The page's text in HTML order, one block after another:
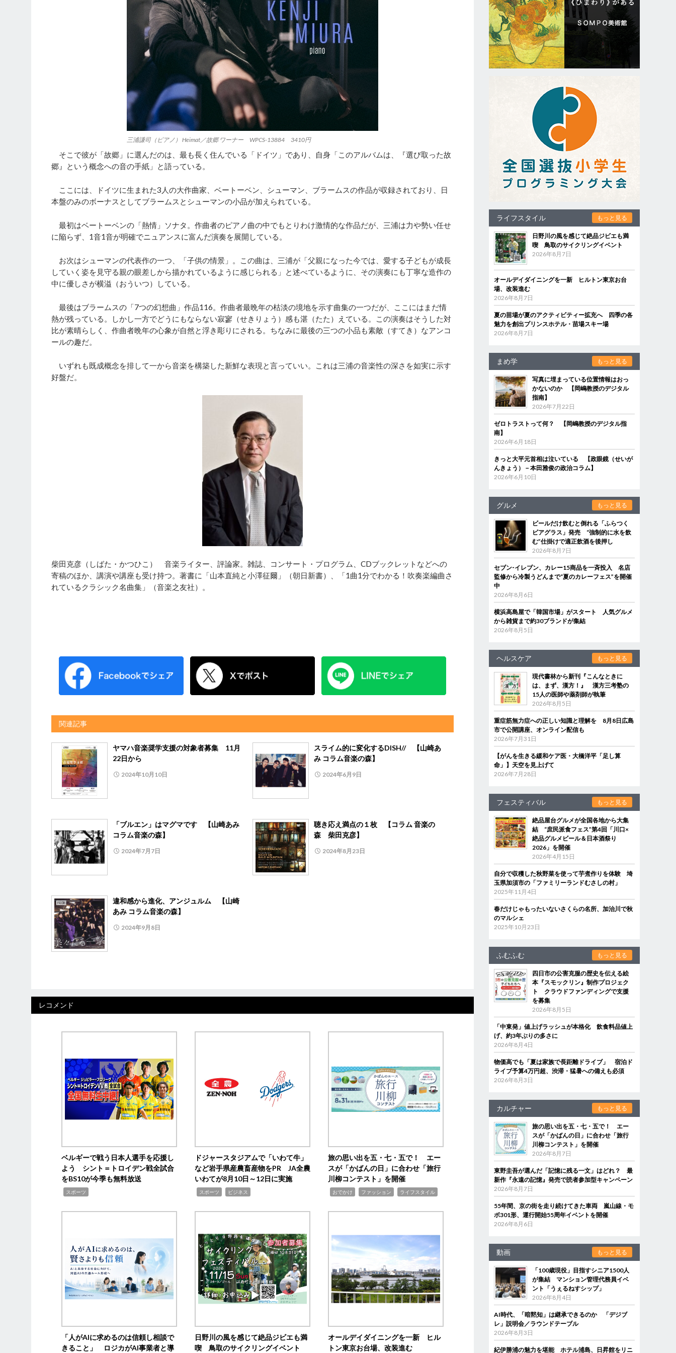
三浦謙司（ピアノ） Heimat／故郷 ワーナー WPCS-13884 3410円
そこで彼が「故郷」に選んだのは、最も長く住んでいる「ドイツ」であり、自身「このアルバムは、『選び取った故
郷』という概念への音の手紙」と語っている。
ここには、ドイツに生まれた3人の大作曲家、ベートーベン、シューマン、ブラームスの作品が収録されており、日
本盤のみのボーナスとしてブラームスとシューマンの小品が加えられている。
最初はベートーベンの「熱情」ソナタ。作曲者のピアノ曲の中でもとりわけ激情的な作品だが、三浦は力や勢い任せ
に陥らず、1音1音が明確でニュアンスに富んだ演奏を展開している。
お次はシューマンの代表作の一つ、「子供の情景」。この曲は、三浦が「父親になった今では、愛する子どもが成長
していく姿を見守る親の眼差しから描かれているように感じられる」と述べているように、その演奏にも丁寧な造作の
中に優しさが横溢（おういつ）している。
最後はブラームスの「7つの幻想曲」作品116。作曲者最晩年の枯淡の境地を示す曲集の一つだが、ここにはまだ情
熱が残っている。しかし一方でどうにもならない寂寥（せきりょう）感も湛（たた）えている。この演奏はそうした対
比が素晴らしく、作曲者晩年の心象が自然と浮き彫りにされる。ちなみに最後の三つの小品も素敵（すてき）なアンコ
ールの趣だ。
いずれも既成概念を排して一から音楽を構築した新鮮な表現と言っていい。これは三浦の音楽性の深さを如実に示す
好盤だ。
柴田克彦（しばた・かつひこ） 音楽ライター、評論家。雑誌、コンサート・プログラム、CDブックレットなどへの
寄稿のほか、講演や講座も受け持つ。著書に「山本直純と小澤征爾」（朝日新書）、「1曲1分でわかる！吹奏楽編曲さ
れているクラシック名曲集」（音楽之友社）。
関連記事
ヤマハ音楽奨学支援の対象者募集 11月
22日から
2024年10月10日
スライム的に変化するDISH// 【山崎あ
み コラム音楽の森】
2024年6月9日
「ブルエン」はマグマです 【山崎あみ
コラム音楽の森】
2024年7月7日
聴き応え満点の１枚 【コラム 音楽の
森 柴田克彦】
2024年8月23日
違和感から進化、アンジュルム 【山崎
あみ コラム音楽の森】
2024年9月8日
レコメンド
ベルギーで戦う日本人選手を応援し
よう シント＝トロイデン戦全試合
をBS10が今季も無料放送
スポーツ
ドジャースタジアムで「いわて牛」
など岩手県産農畜産物をPR JA全農
いわてが8月10日～12日に実施
スポーツ ビジネス
旅の思い出を五・七・五で！ エー
スが「かばんの日」に合わせ「旅行
川柳コンテスト」を開催
おでかけ ファッション ライフスタイル
「人がAIに求めるのは信頼し相談で
きること」 ロジカがAI事業者と導
日野川の風を感じて絶品ジビエも満
喫 鳥取のサイクリングイベント
オールデイダイニングを一新 ヒル
トン東京お台場、改装進む
ライフスタイル もっと見る
日野川の風を感じて絶品ジビエも満
喫 鳥取のサイクリングイベント
2026年8月7日
オールデイダイニングを一新 ヒルトン東京お台
場、改装進む
2026年8月7日
夏の苗場が夏のアクティビティー拡充へ 四季の各
魅力を創出プリンスホテル・苗場スキー場
2026年8月7日
まめ学 もっと見る
写真に埋まっている位置情報はおっ
かないのか 【岡嶋教授のデジタル
指南】
2026年7月22日
ゼロトラストって何？ 【岡嶋教授のデジタル指
南】
2026年6月18日
きっと大平元首相は泣いている 【政眼鏡（せいが
んきょう）－本田雅俊の政治コラム】
2026年6月10日
グルメ もっと見る
ビールだけ飲むと倒れる「ふらつく
ビアグラス」発売 “強制的に水を飲
む”仕掛けで適正飲酒を後押し
2026年8月7日
セブン‐イレブン、カレー15商品を一斉投入 名店
監修から冷製うどんまで“夏のカレーフェス”を開催
中
2026年8月6日
横浜高島屋で「韓国市場」がスタート 人気グルメ
から雑貨まで約30ブランドが集結
2026年8月5日
ヘルスケア もっと見る
現代書林から新刊『こんなときに
は、まず、漢方！』 漢方三考塾の
15人の医師や薬剤師が執筆
2026年8月5日
重症筋無力症への正しい知識と理解を 8月8日広島
市で公開講座、オンライン配信も
2026年7月31日
【がんを生きる緩和ケア医・大橋洋平「足し算
命」】天空を見上げて
2026年7月28日
フェスティバル もっと見る
絶品屋台グルメが全国各地から大集
結 “庶民派食フェス”第4回「川口×
絶品グルメビール＆日本酒祭り
2026」を開催
2026年4月15日
自分で収穫した秋野菜を使って芋煮作りを体験 埼
玉県加須市の「ファミリーランドむさしの村」
2025年11月4日
春だけじゃもったいないさくらの名所、加治川で秋
のマルシェ
2025年10月23日
ふむふむ もっと見る
四日市の公害克服の歴史を伝える絵
本『スモックリン』制作プロジェク
ト クラウドファンディングで支援
を募集
2026年8月5日
「中東発」値上げラッシュが本格化 飲食料品値上
げ、約3年ぶりの多さに
2026年8月4日
物価高でも「夏は家族で長距離ドライブ」 宿泊ド
ライブ予算4万円超、渋滞・猛暑への備えも必須
2026年8月3日
カルチャー もっと見る
旅の思い出を五・七・五で！ エー
スが「かばんの日」に合わせ「旅行
川柳コンテスト」を開催
2026年8月7日
東野圭吾が選んだ「記憶に残る一文」はどれ？ 最
新作『永遠の記憶』発売で読者参加型キャンペーン
2026年8月7日
55年間、京の街を走り続けてきた車両 嵐山線・モ
ボ301形、運行開始55周年イベントを開催
2026年8月6日
動画 もっと見る
「100歳現役」目指すシニア1500人
が集結 マンション管理代務員イベ
ント「うぇるねすシップ」
2026年8月4日
AI時代、「暗黙知」は継承できるのか 「デジブ
レ」説明会／ラウンドテーブル
2026年8月3日
紀伊勝浦の魅力を堪能 ホテル浦島、日昇館をリニ